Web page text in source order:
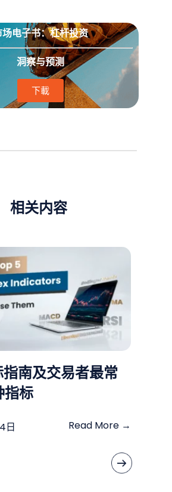
电子书：杠杆投资
洞察与预测
下載
相关内容
南及交易者最常
指标
日 Read More →
»